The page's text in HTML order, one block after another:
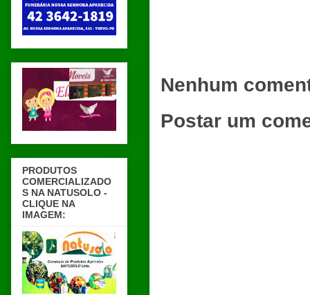
Nenhum
Postar um
PRODUTOS
COMERCIALIZADO
S NA NATUSOLO -
CLIQUE NA
IMAGEM: